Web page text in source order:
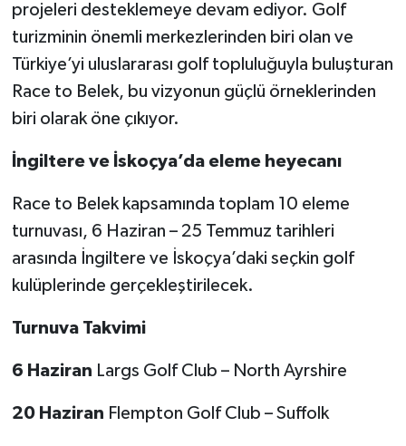
projeleri desteklemeye devam ediyor. Golf
turizminin önemli merkezlerinden biri olan ve
Türkiye’yi uluslararası golf topluluğuyla buluşturan
Race to Belek, bu vizyonun güçlü örneklerinden
biri olarak öne çıkıyor.
İngiltere ve İskoçya’da eleme heyecanı
Race to Belek kapsamında toplam 10 eleme
turnuvası, 6 Haziran – 25 Temmuz tarihleri
arasında İngiltere ve İskoçya’daki seçkin golf
kulüplerinde gerçekleştirilecek.
Turnuva Takvimi
6 Haziran Largs Golf Club – North Ayrshire
20 Haziran Flempton Golf Club – Suffolk